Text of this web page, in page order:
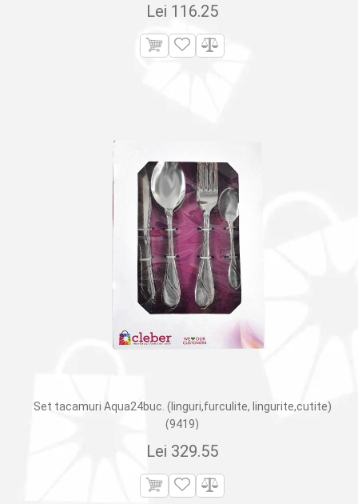
Lei 116.25
Set tacamuri Aqua24buc. (linguri,furculite, lingurite,cutite)
(9419)
Lei 329.55